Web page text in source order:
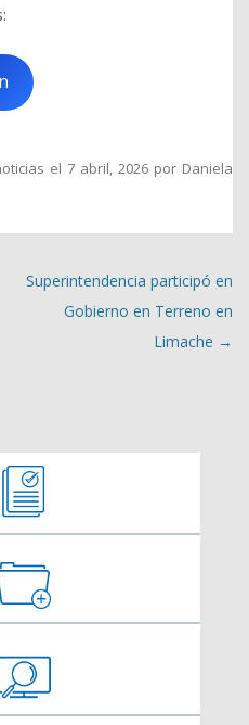
el 7 abril, 2026 por Daniela
Superintendencia participó en
Gobierno en Terreno en
Limache →